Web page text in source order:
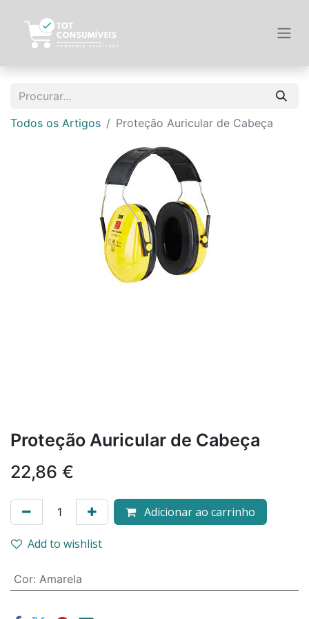
Todos os Artigos Proteção Auricular de Cabeça
Proteção Auricular de Cabeça
22,86 €
Adicionar ao carrinho
Add to wishlist
Cor: Amarela